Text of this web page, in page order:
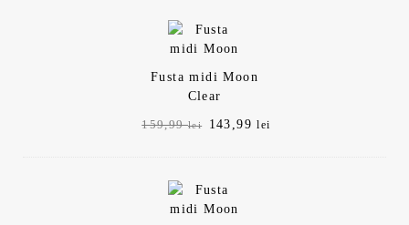
Fusta midi Moon
Clear
159,99lei
Prețul
143,99lei